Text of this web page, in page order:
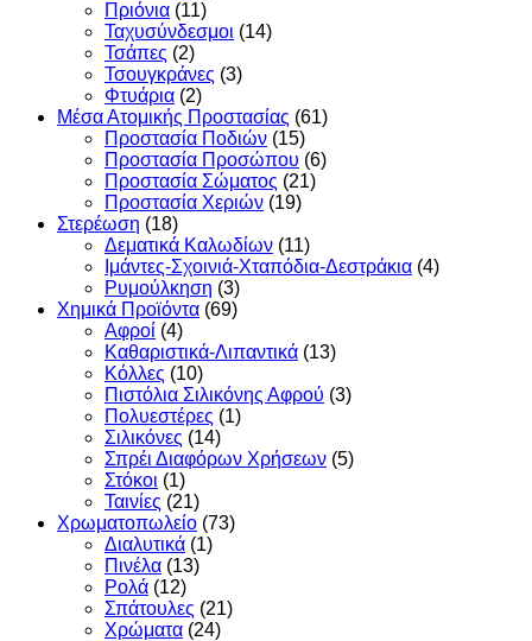
Πριόνια (11)
Ταχυσύνδεσμοι (14)
Τσάπες (2)
Τσουγκράνες (3)
Φτυάρια (2)
Μέσα Ατομικής Προστασίας (61)
Προστασία Ποδιών (15)
Προστασία Προσώπου (6)
Προστασία Σώματος (21)
Προστασία Χεριών (19)
Στερέωση (18)
Δεματικά Καλωδίων (11)
Ιμάντες-Σχοινιά-Χταπόδια-Δεστράκια (4)
Ρυμούλκηση (3)
Χημικά Προϊόντα (69)
Αφροί (4)
Καθαριστικά-Λιπαντικά (13)
Κόλλες (10)
Πιστόλια Σιλικόνης Αφρού (3)
Πολυεστέρες (1)
Σιλικόνες (14)
Σπρέι Διαφόρων Χρήσεων (5)
Στόκοι (1)
Ταινίες (21)
Χρωματοπωλείο (73)
Διαλυτικά (1)
Πινέλα (13)
Ρολά (12)
Σπάτουλες (21)
Χρώματα (24)